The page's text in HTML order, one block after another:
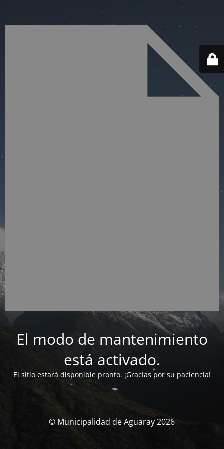
El modo de mantenimiento
está activado.
El sitio estará disponible pronto. ¡Gracias por su paciencia!
© Municipalidad de Aguaray 2026